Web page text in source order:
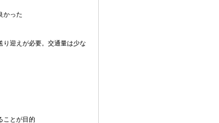
かった
り迎えが必要。交通量は少な
ことが目的